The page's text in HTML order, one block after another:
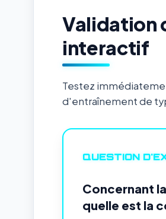
Validation
interactif
Testez
d'entraînement de
QUESTION
Concernant
quelle est la